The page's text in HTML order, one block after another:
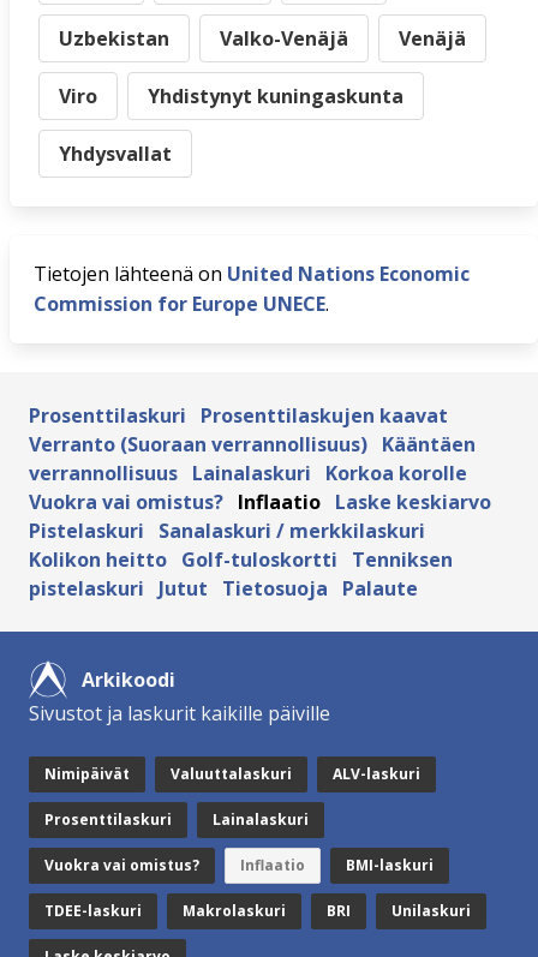
Uzbekistan Valko-Venäjä Venäjä
Viro Yhdistynyt kuningaskunta
Yhdysvallat
Tietojen lähteenä on United Nations Economic
Commission for Europe UNECE.
Prosenttilaskuri
Prosenttilaskujen kaavat
Verranto (Suoraan verrannollisuus) Kääntäen
verrannollisuus Lainalaskuri
Korkoa korolle
Vuokra vai omistus? Inflaatio Laske keskiarvo
Pistelaskuri
Sanalaskuri / merkkilaskuri
Kolikon heitto Golf-tuloskortti
Tenniksen
pistelaskuri
Jutut Tietosuoja Palaute
Arkikoodi
Sivustot ja laskurit kaikille päiville
Nimipäivät Valuuttalaskuri ALV-laskuri
Prosenttilaskuri Lainalaskuri
Vuokra vai omistus? Inflaatio BMI-laskuri
TDEE-laskuri Makrolaskuri BRI Unilaskuri